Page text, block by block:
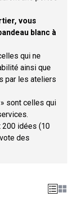
vous
blanc à
qui ne
ainsi que
par les ateliers
sont celles qui
200 idées (10
des